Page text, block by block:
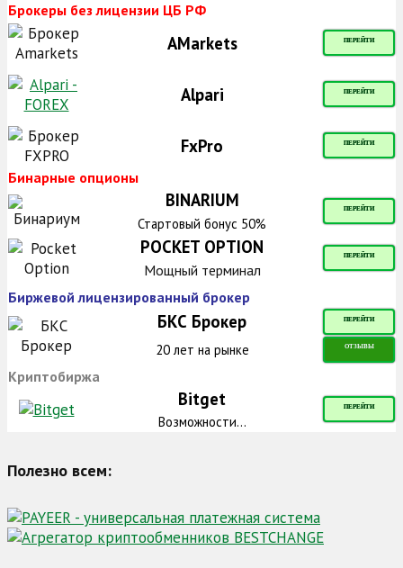
Брокеры без лицензии ЦБ РФ
AMarkets ПЕРЕЙТИ
Alpari ПЕРЕЙТИ
FxPro ПЕРЕЙТИ
Бинарные опционы
BINARIUM ПЕРЕЙТИ
Стартовый бонус 50%
POCKET OPTION ПЕРЕЙТИ
Мощный терминал
Биржевой лицензированный брокер
БКС Брокер ПЕРЕЙТИ
20 лет на рынке ОТЗЫВЫ
Криптобиржа
Bitget ПЕРЕЙТИ
Возможности...
Полезно всем: